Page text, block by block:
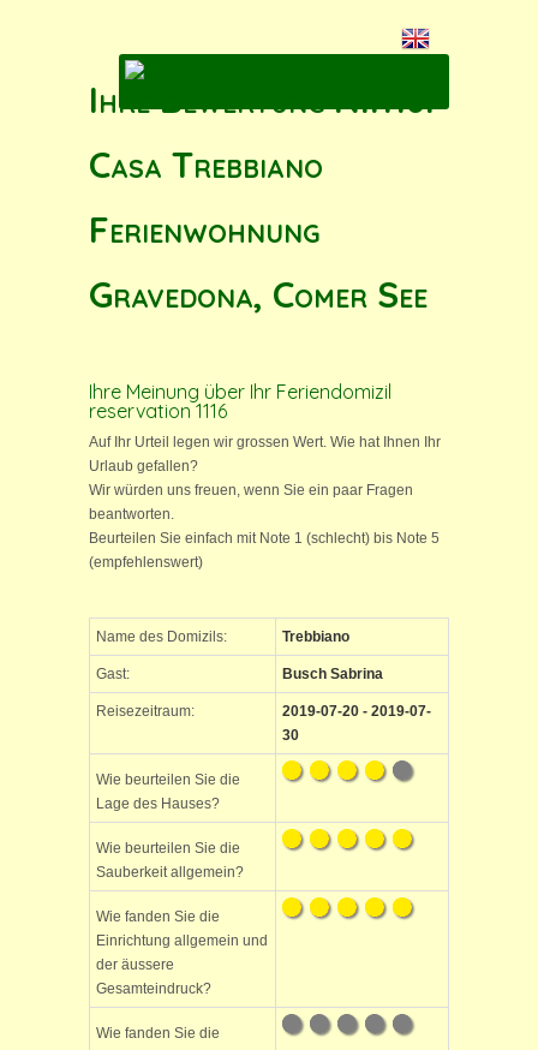
Ihre Bewertung N.1116:
Casa Trebbiano
Ferienwohnung
Gravedona, Comer See
Ihre Meinung über Ihr Feriendomizil
reservation 1116
Auf Ihr Urteil legen wir grossen Wert. Wie hat Ihnen Ihr
Urlaub gefallen?
Wir würden uns freuen, wenn Sie ein paar Fragen
beantworten.
Beurteilen Sie einfach mit Note 1 (schlecht) bis Note 5
(empfehlenswert)
Name des Domizils: Trebbiano
Gast: Busch Sabrina
Reisezeitraum:
2019-07-20 - 2019-07-
30
Wie beurteilen Sie die
Lage des Hauses?
Wie beurteilen Sie die
Sauberkeit allgemein?
Wie fanden Sie die
Einrichtung allgemein und
der äussere
Gesamteindruck?
Wie fanden Sie die